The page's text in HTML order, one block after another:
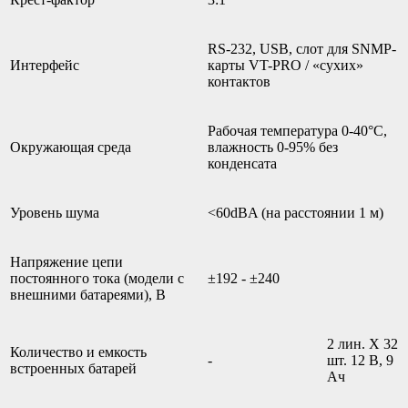
Интерфейс
RS-232, USB, слот для SNMP-
карты VT-PRO / «сухих»
контактов
Окружающая среда
Рабочая температура 0-40°С,
влажность 0-95% без
конденсата
Уровень шума <60dBA (на расстоянии 1 м)
Напряжение цепи
постоянного тока (модели с
внешними батареями), В
±192 - ±240
Количество и емкость
встроенных батарей
-
2 лин. Х 32
шт. 12 В, 9
Ач